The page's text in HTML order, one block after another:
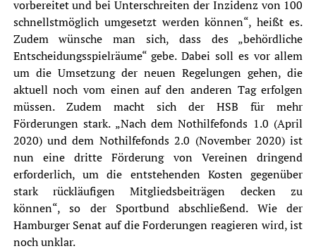
vorbereitet und bei Unterschreiten der Inzidenz von 100
schnellstmöglich umgesetzt werden können“, heißt es.
Zudem wünsche man sich, dass des „behördliche
Entscheidungsspielräume“ gebe. Dabei soll es vor allem
um die Umsetzung der neuen Regelungen gehen, die
aktuell noch vom einen auf den anderen Tag erfolgen
müssen. Zudem macht sich der HSB für mehr
Förderungen stark. „Nach dem Nothilfefonds 1.0 (April
2020) und dem Nothilfefonds 2.0 (November 2020) ist
nun eine dritte Förderung von Vereinen dringend
erforderlich, um die entstehenden Kosten gegenüber
stark rückläufigen Mitgliedsbeiträgen decken zu
können“, so der Sportbund abschließend. Wie der
Hamburger Senat auf die Forderungen reagieren wird, ist
noch unklar.